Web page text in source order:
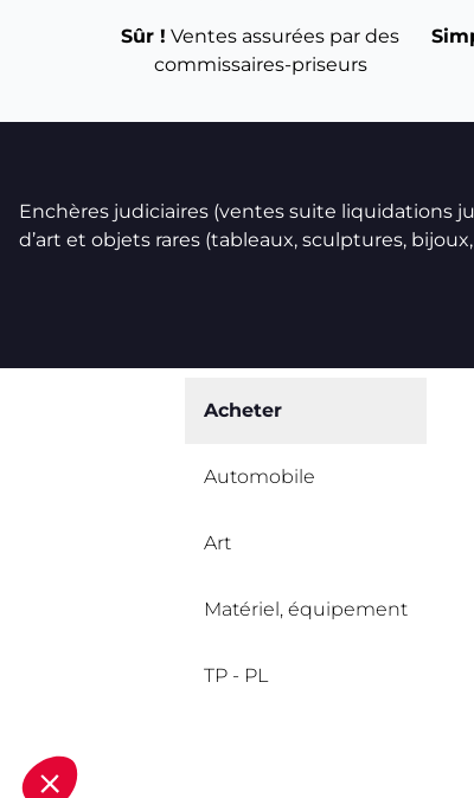
Sûr ! Ventes assurées par des
commissaires-priseurs
Enchères judiciaires (ventes suite liquidations
d’art et objets rares (tableaux, sculptures,
Acheter
Automobile
Art
Matériel, équipement
TP - PL